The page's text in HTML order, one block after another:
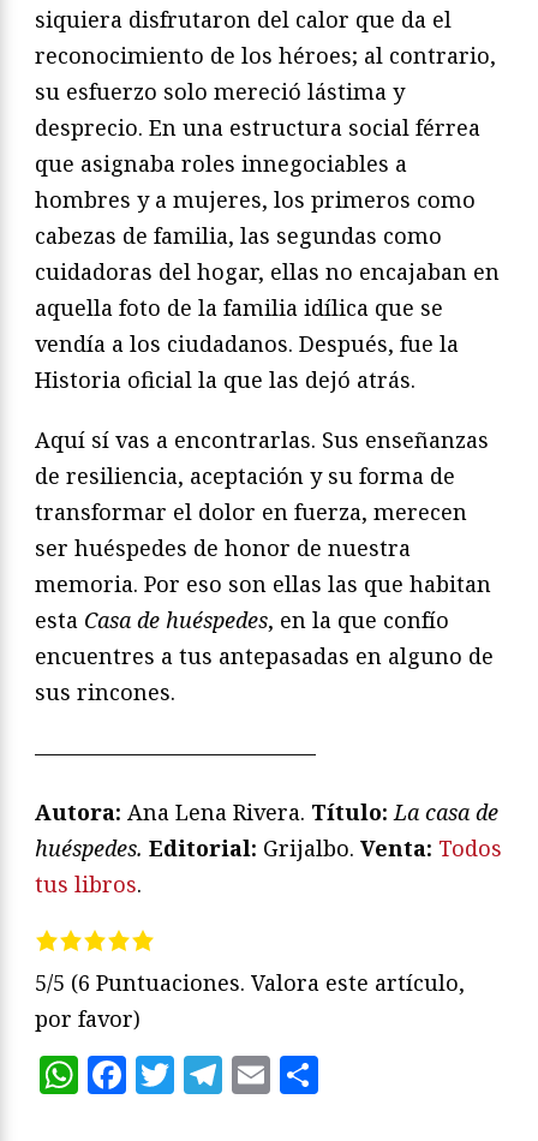
siquiera disfrutaron del calor que da el
reconocimiento de los héroes; al contrario,
su esfuerzo solo mereció lástima y
desprecio. En una estructura social férrea
que asignaba roles innegociables a
hombres y a mujeres, los primeros como
cabezas de familia, las segundas como
cuidadoras del hogar, ellas no encajaban en
aquella foto de la familia idílica que se
vendía a los ciudadanos. Después, fue la
Historia oficial la que las dejó atrás.
Aquí sí vas a encontrarlas. Sus enseñanzas
de resiliencia, aceptación y su forma de
transformar el dolor en fuerza, merecen
ser huéspedes de honor de nuestra
memoria. Por eso son ellas las que habitan
esta Casa de huéspedes, en la que confío
encuentres a tus antepasadas en alguno de
sus rincones.
—————————————
Autora: Ana Lena Rivera. Título:La casa de
huéspedes. Editorial: Grijalbo. Venta: Todos
tus libros.
5/5 (6 Puntuaciones. Valora este artículo,
por favor)
WhatsApp
Facebook
Twitter
Telegram
Email